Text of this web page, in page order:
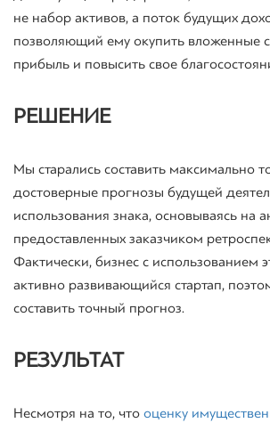
не набор активов, а поток будущих
позволяющий ему окупить вложенные
прибыль и повысить свое
РЕШЕНИЕ
Мы старались составить максимально
достоверные прогнозы будущей
использования знака, основываясь на
предоставленных заказчиком
Фактически, бизнес с использованием
активно развивающийся стартап,
составить точный прогноз.
РЕЗУЛЬТАТ
Несмотря на то, что оценку